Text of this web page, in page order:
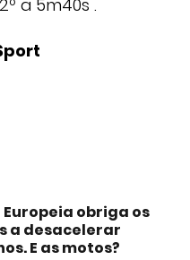
a 5m40s .
Europeia obriga os
a desacelerar
E as motos?